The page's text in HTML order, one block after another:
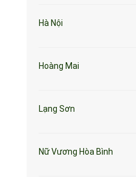
Hà Nội
Hoàng Mai
Lạng Sơn
Nữ Vương Hòa Bình